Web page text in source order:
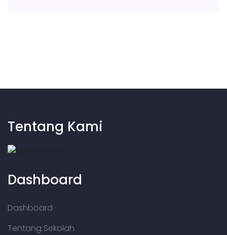
Tentang Kami
Dashboard
Dashboard
Tentang Sekolah